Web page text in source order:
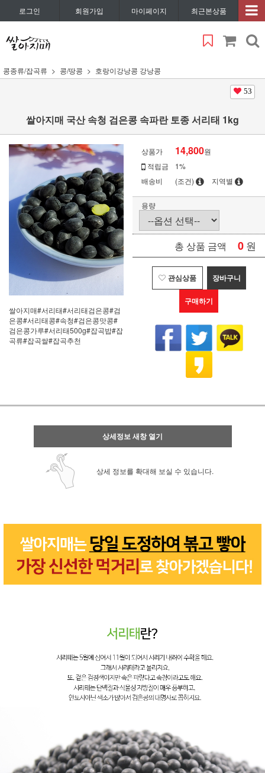
로그인 회원가입 마이페이지 최근본상품
콩종류/잡곡류 콩/땅콩 호랑이강낭콩 강낭콩
53
쌀아지매 국산 속청 검은콩 속파란 토종 서리태 1kg
쌀아지매#서리태#서리태검은콩#검
은콩#서리태콩#속청#검은콩맛콩#
검은콩가루#서리태500g#잡곡밥#잡
곡류#잡곡쌀#잡곡추천
상품가 14,800원
적립금
1%
배송비
(조건) 지역별
용량
총 상품 금액 0 원
관심상품 장바구니
구매하기
상세정보 새창 열기
상세 정보를 확대해 보실 수 있습니다.